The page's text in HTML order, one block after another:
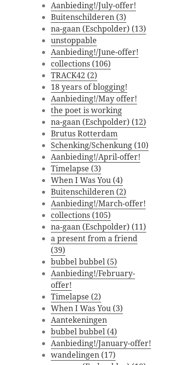
Aanbieding!/July-offer!
Buitenschilderen (3)
na-gaan (Eschpolder) (13)
unstoppable
Aanbieding!/June-offer!
collections (106)
TRACK42 (2)
18 years of blogging!
Aanbieding!/May offer!
the poet is working
na-gaan (Eschpolder) (12)
Brutus Rotterdam
Schenking/Schenkung (10)
Aanbieding!/April-offer!
Timelapse (3)
When I Was You (4)
Buitenschilderen (2)
Aanbieding!/March-offer!
collections (105)
na-gaan (Eschpolder) (11)
a present from a friend
(39)
bubbel bubbel (5)
Aanbieding!/February-
offer!
Timelapse (2)
When I Was You (3)
Aantekeningen
bubbel bubbel (4)
Aanbieding!/January-offer!
wandelingen (17)